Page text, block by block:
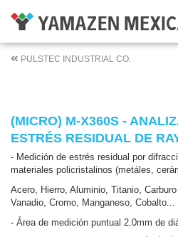
PULSTEC INDUSTRIAL CO.
(MICRO) Μ-X360S -
ESTRÉS RESIDUAL DE
- Medición de estrés residual por
materiales policristalinos (metáles,
Acero, Hierro, Aluminio, Titanio,
Vanadio, Cromo, Manganeso, Cobalto...
- Área de medición puntual 2.0mm de